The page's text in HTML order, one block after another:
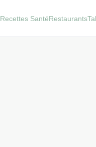
Recettes SantéRestaurants